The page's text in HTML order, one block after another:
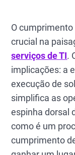
O
crucial na
serviços de TI.
implicações: a
execução de
simplifica as
espinha dorsal
como é um
cumprimento